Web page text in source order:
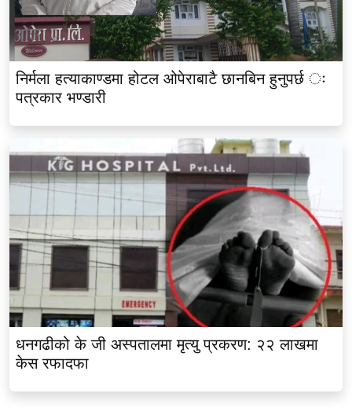
निर्मला हत्याकाण्डमा होटल ओपेराबाटै छानबिन हुनुपर्छ ः
पत्रकार भण्डारी
धनगढीको के जी अस्पतालमा मृत्यु प्रकरण: २२ लाखमा
केस रफादफा